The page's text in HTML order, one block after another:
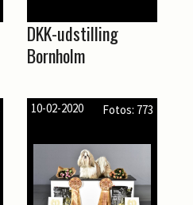
DKK-udstilling
Bornholm
10-02-2020 Fotos: 773